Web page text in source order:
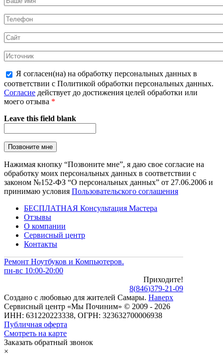
Я согласен(на) на обработку персональных данных в
соответствии с Политикой обработки персональных данных.
Согласие действует до достижения целей обработки или
моего отзыва *
Leave this field blank
Нажимая кнопку “Позвоните мне”, я даю свое согласие на
обработку моих персональных данных в соответствии с
законом №152-ФЗ “О персональных данных” от 27.06.2006 и
принимаю условия Пользовательского соглашения
БЕСПЛАТНАЯ Консультация Мастера
Отзывы
О компании
Сервисный центр
Контакты
Ремонт Ноутбуков и Компьютеров.
пн-вс 10:00-20:00
Приходите!
8(846)379-21-09
Создано с любовью для жителей Самары. Наверх
Сервисный центр «Мы Починим» © 2009 - 2026
ИНН: 631220223338, ОГРН: 323632700006938
Публичная оферта
Смотреть на карте
Заказать обратный звонок
×